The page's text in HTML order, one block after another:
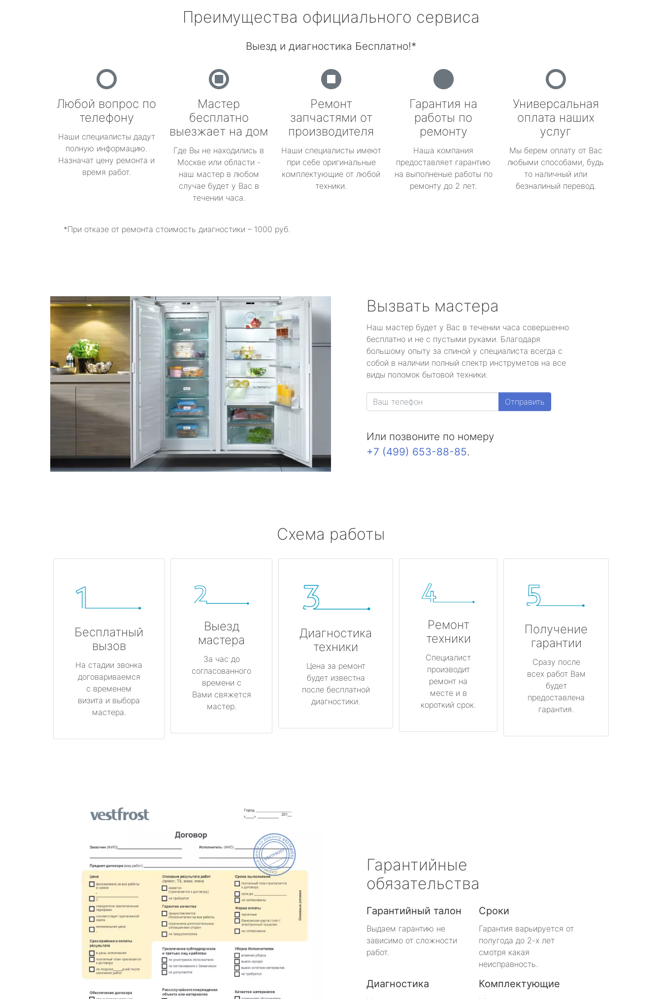
Преимущества официального сервиса
Выезд и диагностика Бесплатно!*
Любой вопрос по
телефону
Наши специалисты дадут
полную информацию.
Назначат цену ремонта и
время работ.
Мастер
бесплатно
выезжает на дом
Где Вы не находились в
Москве или области -
наш мастер в любом
случае будет у Вас в
течении часа.
Ремонт
запчастями от
производителя
Наши специалисты имеют
при себе оригинальные
комплектующие от любой
техники.
Гарантия на
работы по
ремонту
Наша компания
предоставляет гарантию
на выполненые работы по
ремонту до 2 лет.
Универсальная
оплата наших
услуг
Мы берем оплату от Вас
любыми способами, будь
то наличный или
безналиный перевод.
*При отказе от ремонта стоимость диагностики – 1000 руб.
Вызвать мастера
Наш мастер будет у Вас в течении часа совершенно
бесплатно и не с пустыми руками. Благодаря
большому опыту за спиной у специалиста всегда с
собой в наличии полный спектр инструметов на все
виды поломок бытовой техники.
Отправить
Или позвоните по номеру
+7 (499) 653-88-85.
Схема работы
Бесплатный
вызов
На стадии звонка
договариваемся
с временем
визита и выбора
мастера.
Выезд
мастера
За час до
согласованного
времени с
Вами свяжется
мастер.
Диагностика
техники
Цена за ремонт
будет известна
после бесплатной
диагностики.
Ремонт
техники
Специалист
производит
ремонт на
месте и в
короткий срок.
Получение
гарантии
Сразу после
всех работ Вам
будет
предоставлена
гарантия.
Гарантийные
обязательства
Гарантийный талон
Выдаем гарантию не
зависимо от сложности
работ.
Сроки
Гарантия варьируется от
полугода до 2-х лет
смотря какая
неисправность.
Диагностика Комплектующие